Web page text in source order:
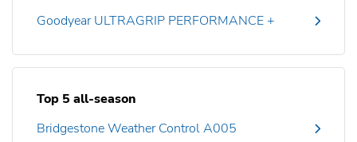
Goodyear ULTRAGRIP PERFORMANCE +
Top 5 all-season
Bridgestone Weather Control A005